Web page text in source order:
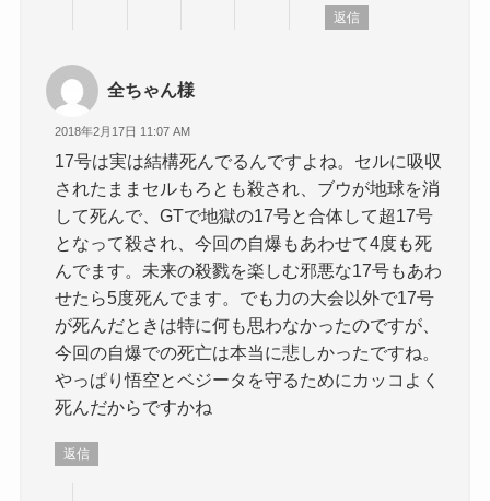
返信
全ちゃん様
2018年2月17日 11:07 AM
17号は実は結構死んでるんですよね。セルに吸収
されたままセルもろとも殺され、ブウが地球を消
して死んで、GTで地獄の17号と合体して超17号
となって殺され、今回の自爆もあわせて4度も死
んでます。未来の殺戮を楽しむ邪悪な17号もあわ
せたら5度死んでます。でも力の大会以外で17号
が死んだときは特に何も思わなかったのですが、
今回の自爆での死亡は本当に悲しかったですね。
やっぱり悟空とベジータを守るためにカッコよく
死んだからですかね
返信